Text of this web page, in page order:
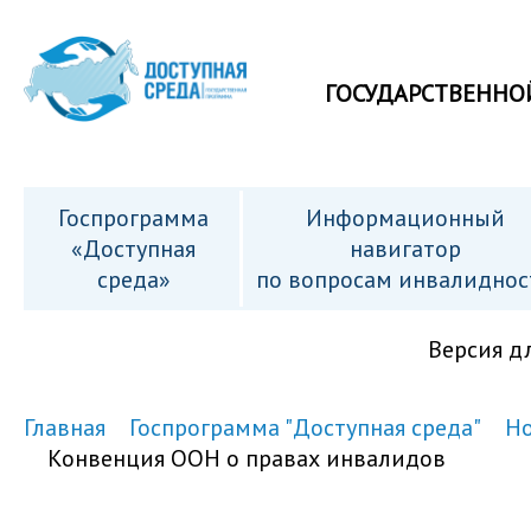
Госпрограмма
«Доступная
среда»
Информационный
навигатор
по вопросам
Версия
Главная Госпрограмма "Доступная среда"
Конвенция ООН о правах инвалидов